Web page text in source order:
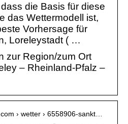
die Basis für diese
das Wettermodell ist,
Vorhersage für
Loreleystadt ( …
zur Region/zum Ort
– Rheinland-Pfalz –
› wetter › 6558906-sankt…